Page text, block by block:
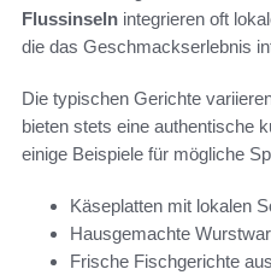
Flussinseln integrieren oft
die das Geschmackserlebnis
Die typischen Gerichte
bieten stets eine authentische
einige Beispiele für mögliche
Käseplatten mit lokalen
Hausgemachte
Frische Fischgerichte